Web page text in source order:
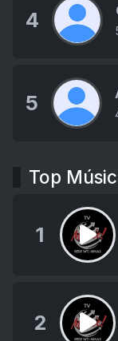
4
5
Top
1
2